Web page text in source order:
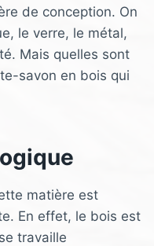
de conception. On
le verre, le métal,
Mais quelles sont
savon en bois qui
matière est
En effet, le bois est
travaille